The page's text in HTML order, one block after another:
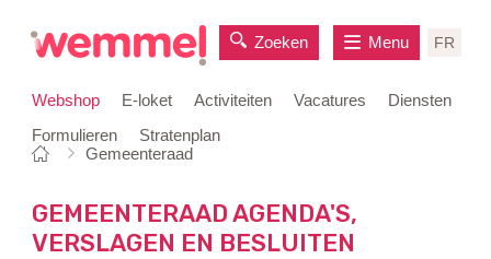
Webshop E-loket Activiteiten Vacatures
Diensten
Formulieren
Stratenplan
Zoeken FR
Menu
Je
hier:
Startpagina
Gemeenteraad
GEMEENTERAAD AGENDA'S,
VERSLAGEN EN BESLUITEN